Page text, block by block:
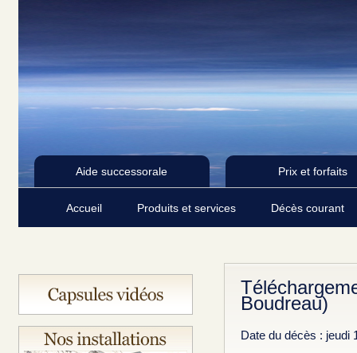
Aide successorale Prix et forfaits
Accueil Produits et services Décès courant
Boudreau)
Date du décès : jeudi